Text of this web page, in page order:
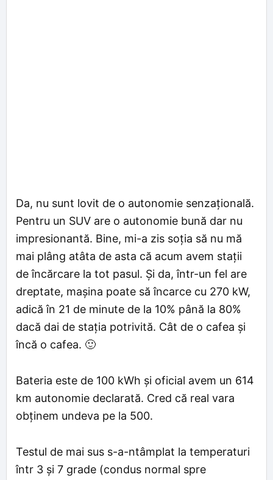
Da, nu sunt lovit de o autonomie senzațională.
Pentru un SUV are o autonomie bună dar nu
impresionantă. Bine, mi-a zis soția să nu mă
mai plâng atâta de asta că acum avem stații
de încărcare la tot pasul. Și da, într-un fel are
dreptate, mașina poate să încarce cu 270 kW,
adică în 21 de minute de la 10% până la 80%
dacă dai de stația potrivită. Cât de o cafea și
încă o cafea. 🙂
Bateria este de 100 kWh și oficial avem un 614
km autonomie declarată. Cred că real vara
obținem undeva pe la 500.
Testul de mai sus s-a-ntâmplat la temperaturi
într 3 și 7 grade (condus normal spre